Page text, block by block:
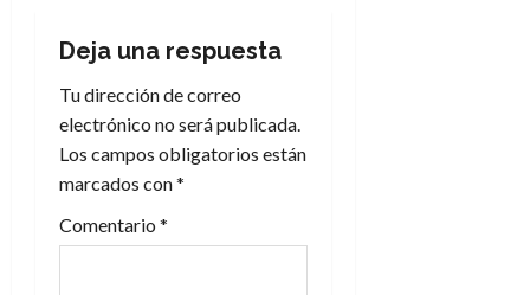
c
i
ó
n
d
Deja una respuesta
Tu dirección de correo
electrónico no será publicada.
Los campos obligatorios están
marcados con*
Comentario *